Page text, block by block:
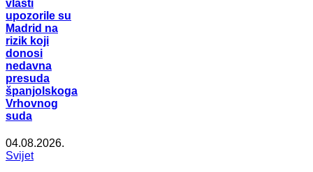
vlasti
upozorile su
Madrid na
rizik koji
donosi
nedavna
presuda
španjolskoga
Vrhovnog
suda
04.08.2026.
Svijet